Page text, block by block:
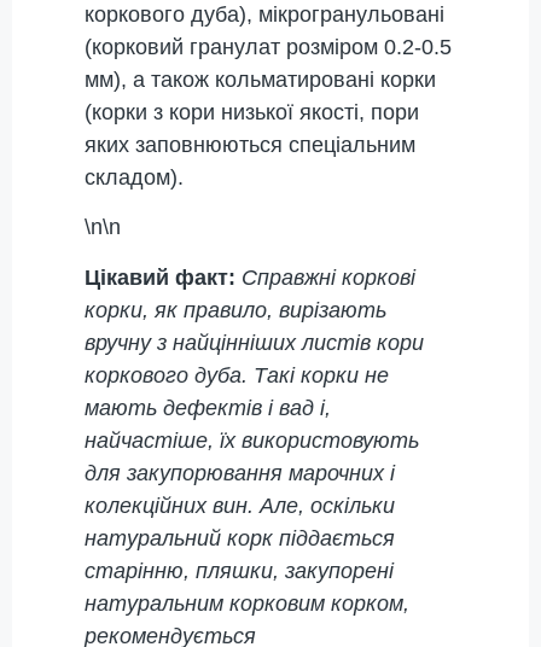
коркового дуба), мікрогранульовані
(корковий гранулат розміром 0.2-0.5
мм), а також кольматировані корки
(корки з кори низької якості, пори
яких заповнюються спеціальним
складом).
\n\n
Цікавий факт: Справжні коркові
корки, як правило, вирізають
вручну з найцінніших листів кори
коркового дуба. Такі корки не
мають дефектів і вад і,
найчастіше, їх використовують
для закупорювання марочних і
колекційних вин. Але, оскільки
натуральний корк піддається
старінню, пляшки, закупорені
натуральним корковим корком,
рекомендується